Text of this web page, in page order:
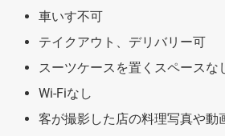
車いす不可
テイクアウト、デリバリー可
スーツケースを置くスペースな
Wi-Fiなし
客が撮影した店の料理写真や動